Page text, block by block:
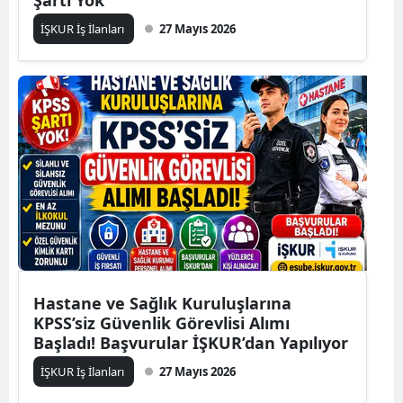
İŞKUR İş İlanları 27 Mayıs 2026
Hastane ve Sağlık Kuruluşlarına
KPSS’siz Güvenlik Görevlisi Alımı
Başladı! Başvurular İŞKUR’dan Yapılıyor
İŞKUR İş İlanları 27 Mayıs 2026